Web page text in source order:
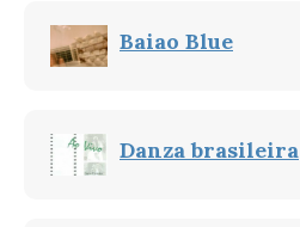
Baiao Blue
Danza brasileira